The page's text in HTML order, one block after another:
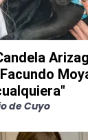
de Cuyo